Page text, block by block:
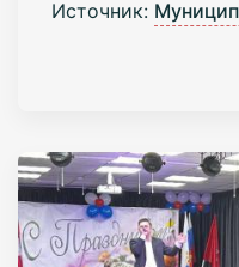
Источник: